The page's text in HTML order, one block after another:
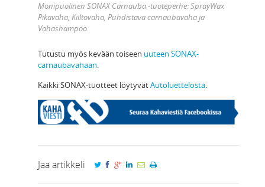
Monipuolinen SONAX Carnauba -tuoteperhe: SprayWax
Pikavaha, Kiiltovaha, Puhdistava carnaubavaha ja
Vahashampoo.
Tutustu myös kevään toiseen uuteen SONAX-
carnaubavahaan.
Kaikki SONAX-tuotteet löytyvätAutoluettelosta.
Jaa artikkeli